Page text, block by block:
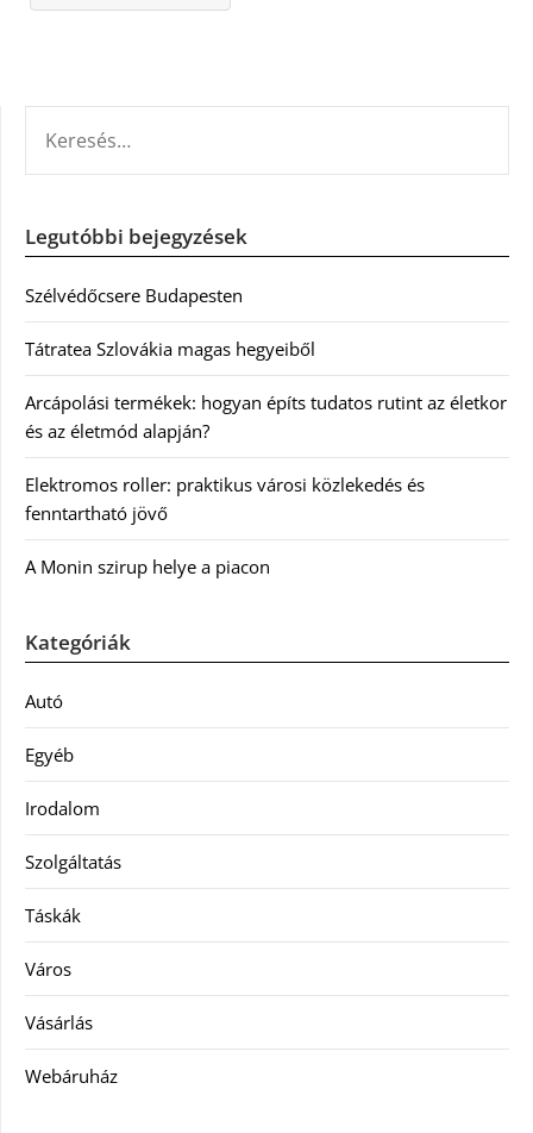
Legutóbbi bejegyzések
Szélvédőcsere Budapesten
Tátratea Szlovákia magas hegyeiből
Arcápolási termékek: hogyan építs tudatos rutint az életkor
és az életmód alapján?
Elektromos roller: praktikus városi közlekedés és
fenntartható jövő
A Monin szirup helye a piacon
Kategóriák
Autó
Egyéb
Irodalom
Szolgáltatás
Táskák
Város
Vásárlás
Webáruház